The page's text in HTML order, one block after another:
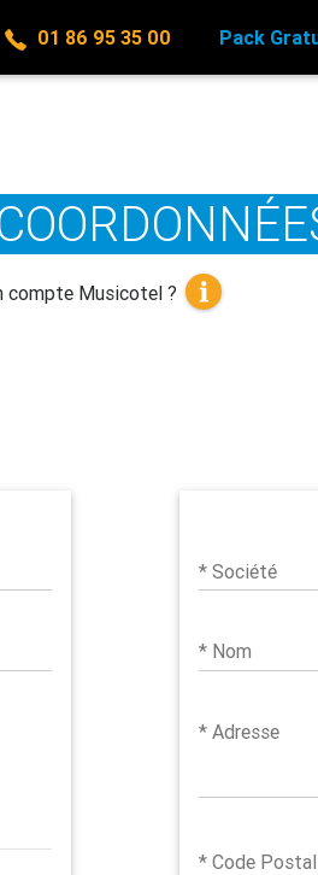
01 86 95 35 00 Pack
compte Musicotel ?
* Société
* Nom
* Adresse
* Code Postal